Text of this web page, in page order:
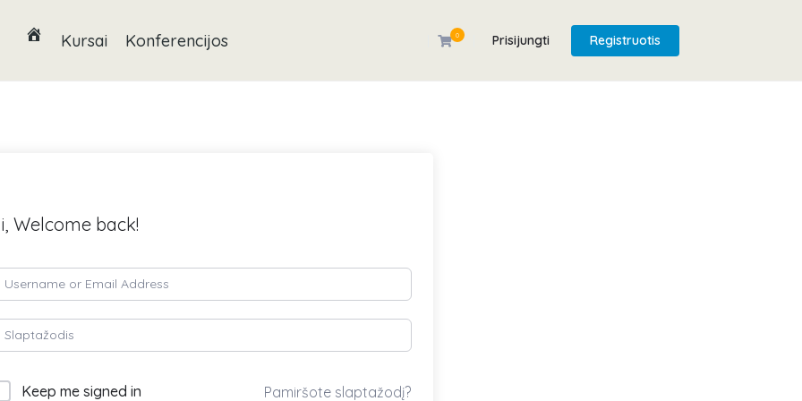
Kursai Konferencijos 0 Prisijungti Registruotis
Welcome back!
Keep me signed in Pamiršote slaptažodį?